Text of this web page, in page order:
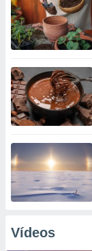
Vídeos